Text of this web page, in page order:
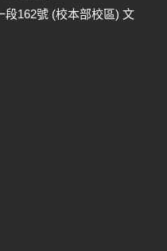
段162號 (校本部校區) 文